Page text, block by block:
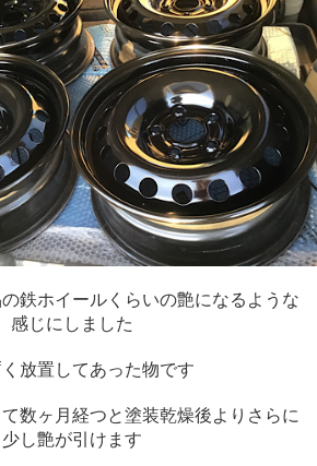
鉄ホイールくらいの艶になるような
感じにしました
放置してあった物です
数ヶ月経つと塗装乾燥後よりさらに
少し艶が引けます